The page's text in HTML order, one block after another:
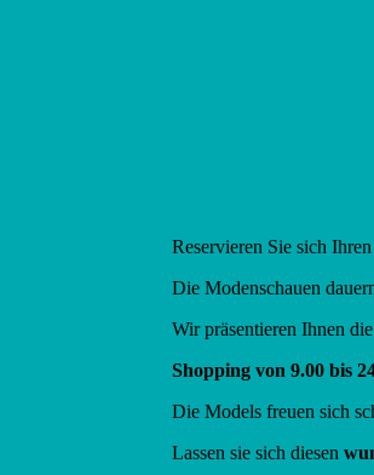
Reservieren Sie sich
Die Modenschauen
Wir präsentieren Ihnen die
Shopping von 9.00 bis
Die Models freuen sich
Lassen sie sich diesen